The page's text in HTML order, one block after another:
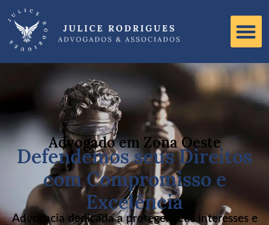
Advogado em Zona Oeste
Defendemos seus Direitos
com Compromisso e
Excelência
Advocacia dedicada a proteger seus interesses e